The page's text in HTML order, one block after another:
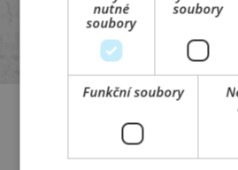
nutné
soubory
soubory
Funkční soubory